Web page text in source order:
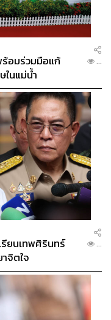
อมร่วมมือแก้
นแม่น้ำ
...
ยนเทพศิรินทร์
จิตใจ
...